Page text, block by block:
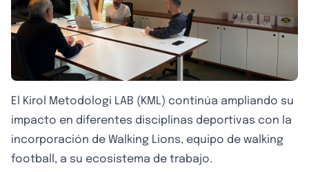
El Kirol Metodologi LAB (KML) continúa ampliando su
impacto en diferentes disciplinas deportivas con la
incorporación de Walking Lions, equipo de walking
football, a su ecosistema de trabajo.